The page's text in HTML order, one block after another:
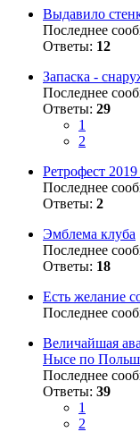
Выдавило
Последнее
Ответы: 12
Запаска -
Последнее
Ответы: 29
1
2
Ретрофест
Последнее
Ответы: 2
Эмблема клуба
Последнее
Ответы: 18
Есть желание
Последнее
Величайшая
Нысе по
Последнее
Ответы: 39
1
2